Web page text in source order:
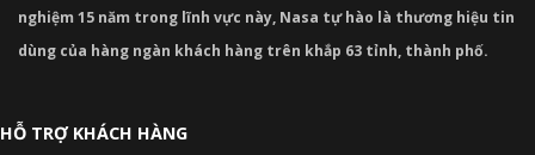
nghiệm 15 năm trong lĩnh vực này, Nasa tự hào là thương hiệu tin
dùng của hàng ngàn khách hàng trên khắp 63 tỉnh, thành phố.
HỖ TRỢ KHÁCH HÀNG